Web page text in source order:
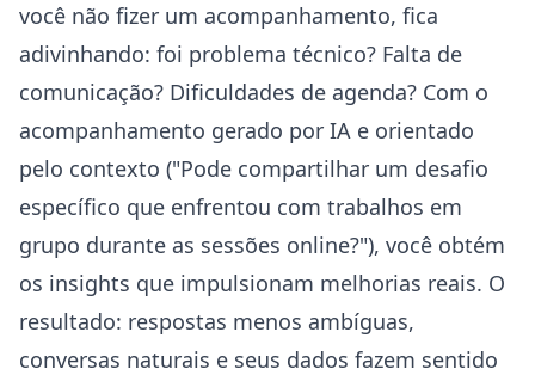
você não fizer um acompanhamento, fica
adivinhando: foi problema técnico? Falta de
comunicação? Dificuldades de agenda? Com o
acompanhamento gerado por IA e orientado
pelo contexto ("Pode compartilhar um desafio
específico que enfrentou com trabalhos em
grupo durante as sessões online?"), você obtém
os insights que impulsionam melhorias reais. O
resultado: respostas menos ambíguas,
conversas naturais e seus dados fazem sentido